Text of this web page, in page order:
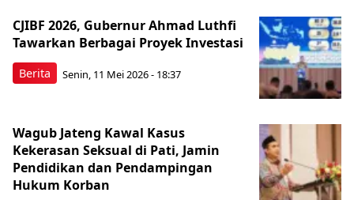
Berita
CJIBF 2026, Gubernur Ahmad Luthfi
Tawarkan Berbagai Proyek Investasi
Senin, 11 Mei 2026 - 18:37
Wagub Jateng Kawal Kasus
Kekerasan Seksual di Pati, Jamin
Pendidikan dan Pendampingan
Hukum Korban